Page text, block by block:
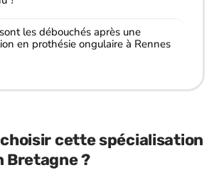
les débouchés après une
en prothésie ongulaire à Rennes
cette spécialisation
Bretagne ?